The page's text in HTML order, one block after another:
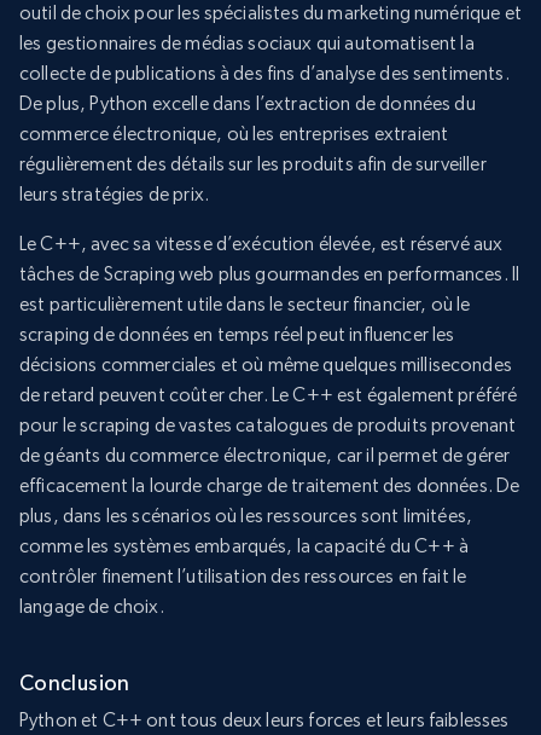
outil de choix pour les spécialistes du marketing numérique et
les gestionnaires de médias sociaux qui automatisent la
collecte de publications à des fins d’analyse des sentiments.
De plus, Python excelle dans l’extraction de données du
commerce électronique, où les entreprises extraient
régulièrement des détails sur les produits afin de surveiller
leurs stratégies de prix.
Le C++, avec sa vitesse d’exécution élevée, est réservé aux
tâches de Scraping web plus gourmandes en performances. Il
est particulièrement utile dans le secteur financier, où le
scraping de données en temps réel peut influencer les
décisions commerciales et où même quelques millisecondes
de retard peuvent coûter cher. Le C++ est également préféré
pour le scraping de vastes catalogues de produits provenant
de géants du commerce électronique, car il permet de gérer
efficacement la lourde charge de traitement des données. De
plus, dans les scénarios où les ressources sont limitées,
comme les systèmes embarqués, la capacité du C++ à
contrôler finement l’utilisation des ressources en fait le
langage de choix.
Conclusion
Python et C++ ont tous deux leurs forces et leurs faiblesses